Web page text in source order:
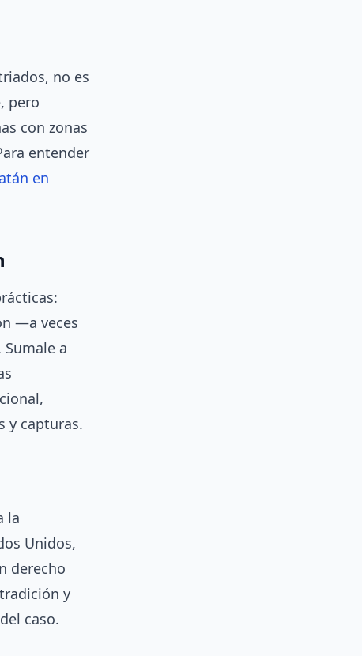
no es
pero
con zonas
entender
en
—a veces
a
y capturas.
la
Unidos,
derecho
y
caso.